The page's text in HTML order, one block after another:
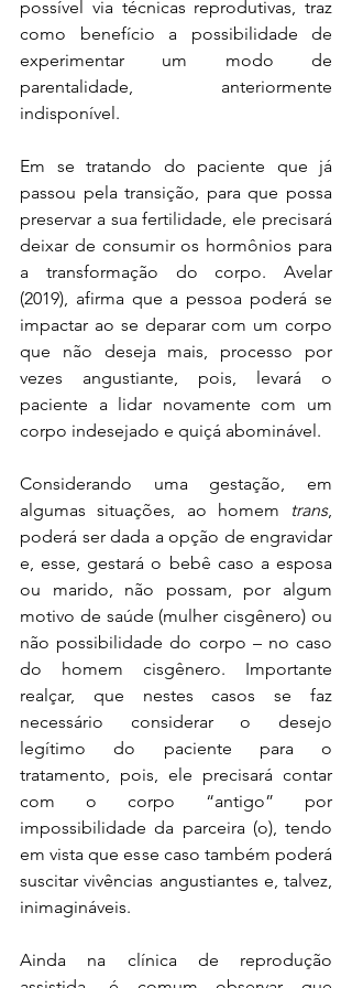
possível via técnicas reprodutivas, traz
como benefício a possibilidade de
experimentar um modo de
parentalidade, anteriormente
indisponível.
Em se tratando do paciente que já
passou pela transição, para que possa
preservar a sua fertilidade, ele precisará
deixar de consumir os hormônios para
a transformação do corpo. Avelar
(2019), afirma que a pessoa poderá se
impactar ao se deparar com um corpo
que não deseja mais, processo por
vezes angustiante, pois, levará o
paciente a lidar novamente com um
corpo indesejado e quiçá abominável.
Considerando uma gestação, em
algumas situações, ao homem
trans,
poderá ser dada a opção de engravidar
e, esse, gestará o bebê caso a esposa
ou marido, não possam, por algum
motivo de saúde (mulher cisgênero) ou
não possibilidade do corpo – no caso
do homem cisgênero. Importante
realçar, que nestes casos se faz
necessário considerar o desejo
legítimo do paciente para o
tratamento, pois, ele precisará contar
com o corpo “antigo” por
impossibilidade da parceira (o), tendo
em vista que esse caso também poderá
suscitar vivências angustiantes e, talvez,
inimagináveis.
Ainda na clínica de reprodução